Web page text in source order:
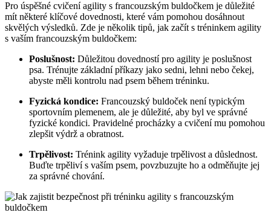
Pro úspěšné cvičení agility s francouzským buldočkem je důležité
mít některé klíčové dovednosti, které vám pomohou dosáhnout
skvělých výsledků. Zde je několik tipů, jak začít s tréninkem agility
s vaším francouzským buldočkem:
Poslušnost: Důležitou dovedností pro agility je poslušnost
psa. Trénujte základní příkazy jako sedni, lehni nebo čekej,
abyste měli kontrolu nad psem během tréninku.
Fyzická kondice: Francouzský buldoček není typickým
sportovním plemenem, ale je důležité, aby byl ve správné
fyzické kondici. Pravidelné procházky a cvičení mu pomohou
zlepšit výdrž a obratnost.
Trpělivost: Trénink agility vyžaduje trpělivost a důslednost.
Buďte trpěliví s vaším psem, povzbuzujte ho a odměňujte jej
za správné chování.